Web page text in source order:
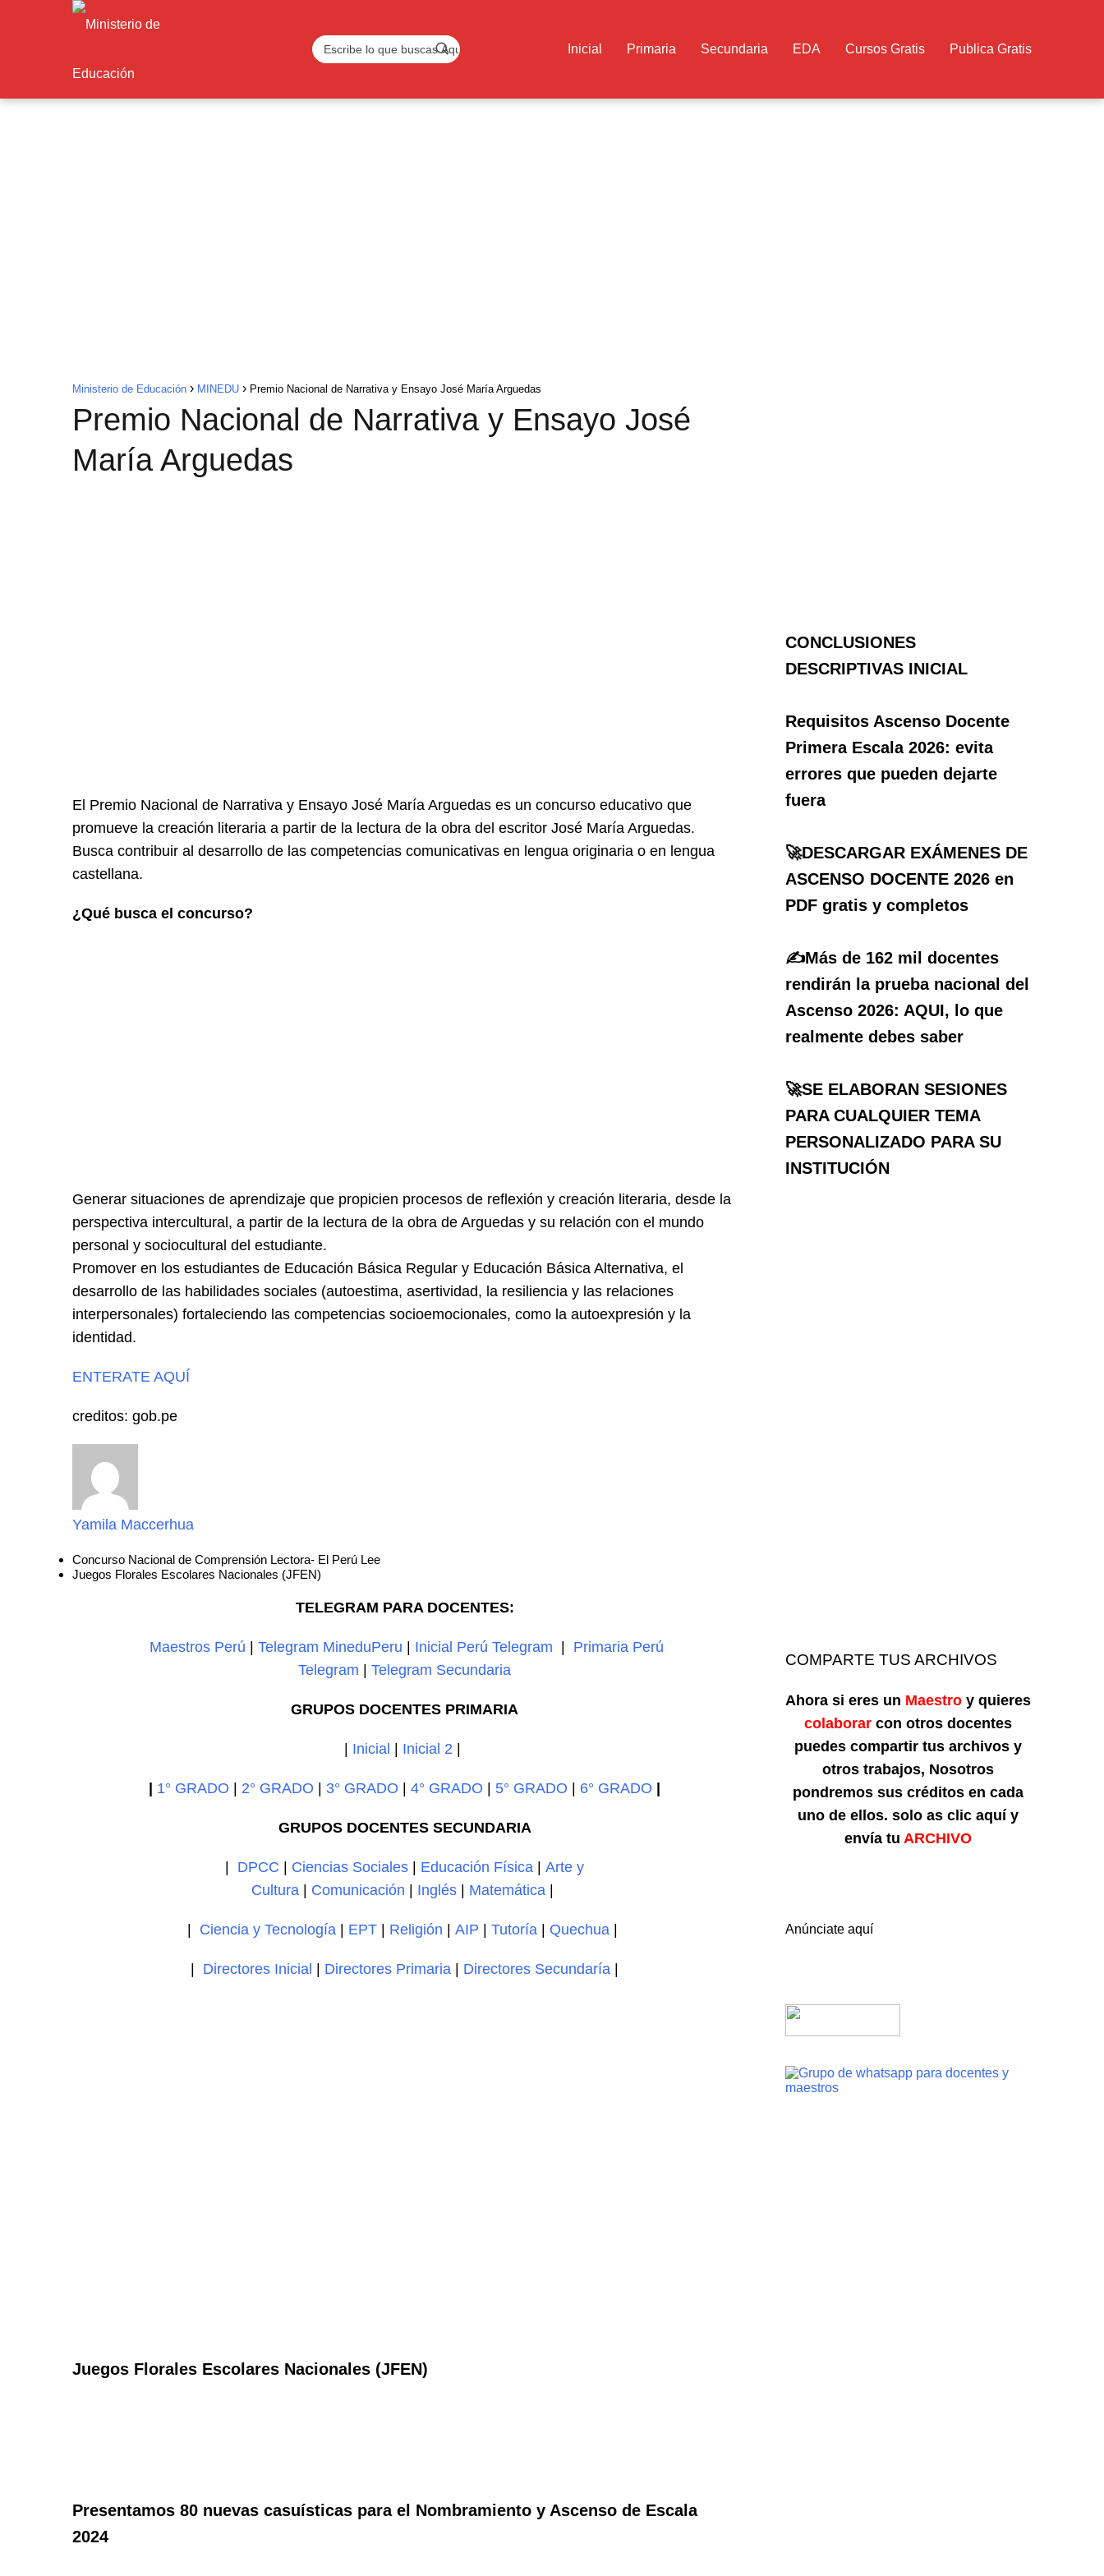
Inicial Primaria Secundaria EDA Cursos Gratis Publica Gratis
Ministerio de Educación MINEDU Premio Nacional de Narrativa y Ensayo José María Arguedas
Premio Nacional de Narrativa y Ensayo José
María Arguedas
El Premio Nacional de Narrativa y Ensayo José María Arguedas es un concurso educativo que
promueve la creación literaria a partir de la lectura de la obra del escritor José María Arguedas.
Busca contribuir al desarrollo de las competencias comunicativas en lengua originaria o en lengua
castellana.
¿Qué busca el concurso?
Generar situaciones de aprendizaje que propicien procesos de reflexión y creación literaria, desde la
perspectiva intercultural, a partir de la lectura de la obra de Arguedas y su relación con el mundo
personal y sociocultural del estudiante.
Promover en los estudiantes de Educación Básica Regular y Educación Básica Alternativa, el
desarrollo de las habilidades sociales (autoestima, asertividad, la resiliencia y las relaciones
interpersonales) fortaleciendo las competencias socioemocionales, como la autoexpresión y la
identidad.
ENTERATE AQUÍ
creditos: gob.pe
Yamila Maccerhua
Concurso Nacional de Comprensión Lectora- El Perú Lee
Juegos Florales Escolares Nacionales (JFEN)
TELEGRAM PARA DOCENTES:
Maestros Perú |Telegram MineduPeru Inicial Perú Telegram
Primaria Perú
Telegram |Telegram Secundaria
GRUPOS DOCENTES PRIMARIA
Inicial Inicial 2
1° GRADO 2° GRADO 3° GRADO |4° GRADO 5° GRADO 6° GRADO
GRUPOS DOCENTES SECUNDARIA
DPCC Ciencias Sociales Educación Física |Arte y
Cultura
Comunicación Inglés Matemática
Ciencia y Tecnología EPT Religión |AIP |Tutoría Quechua
Directores Inicial Directores Primaria Directores Secundaría
Juegos Florales Escolares Nacionales (JFEN)
Presentamos 80 nuevas casuísticas para el Nombramiento y Ascenso de Escala
2024
CONCLUSIONES
DESCRIPTIVAS INICIAL
Requisitos Ascenso Docente
Primera Escala 2026: evita
errores que pueden dejarte
fuera
🚀DESCARGAR EXÁMENES DE
ASCENSO DOCENTE 2026 en
PDF gratis y completos
✍️Más de 162 mil docentes
rendirán la prueba nacional del
Ascenso 2026: AQUI, lo que
realmente debes saber
🚀SE ELABORAN SESIONES
PARA CUALQUIER TEMA
PERSONALIZADO PARA SU
INSTITUCIÓN
COMPARTE TUS ARCHIVOS
Ahora si eres un Maestro y quieres
colaborar con otros docentes
puedes compartir tus archivos y
otros trabajos, Nosotros
pondremos sus créditos en cada
uno de ellos. solo as clic aquí y
envía tuARCHIVO
Anúnciate aquí